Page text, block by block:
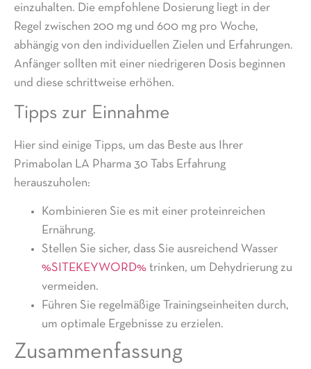
einzuhalten. Die empfohlene Dosierung liegt in der
Regel zwischen 200 mg und 600 mg pro Woche,
abhängig von den individuellen Zielen und Erfahrungen.
Anfänger sollten mit einer niedrigeren Dosis beginnen
und diese schrittweise erhöhen.
Tipps zur Einnahme
Hier sind einige Tipps, um das Beste aus Ihrer
Primabolan LA Pharma 30 Tabs Erfahrung
herauszuholen:
Kombinieren Sie es mit einer proteinreichen
Ernährung.
Stellen Sie sicher, dass Sie ausreichend Wasser
%SITEKEYWORD% trinken, um Dehydrierung zu
vermeiden.
Führen Sie regelmäßige Trainingseinheiten durch,
um optimale Ergebnisse zu erzielen.
Zusammenfassung